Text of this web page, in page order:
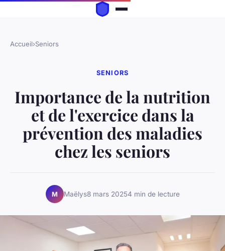
Accueil›Seniors
SENIORS
Importance de la nutrition
et de l'exercice dans la
prévention des maladies
chez les seniors
M Maëlys8 mars 20254 min de lecture